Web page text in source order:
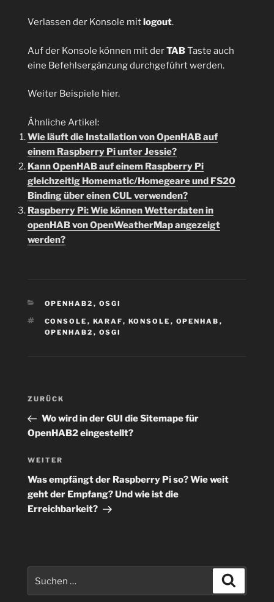
Verlassen der Konsole mit logout.
Auf der Konsole können mit derTABTaste auch
eine Befehlsergänzung durchgeführt werden.
Weiter Beispiele hier.
Ähnliche Artikel:
Wie läuft die Installation von OpenHAB auf
einem Raspberry Pi unter Jessie?
Kann OpenHAB auf einem Raspberry Pi
gleichzeitig Homematic/Homegeare und FS20
Binding über einen CUL verwenden?
Raspberry Pi: Wie können Wetterdaten in
openHAB von OpenWeatherMap angezeigt
werden?
KATEGORIEN
OPENHAB2 , OSGI
SCHLAGWÖRTER
CONSOLE , KARAF, KONSOLE , OPENHAB ,
OPENHAB2 , OSGI
Beitragsnavigation
Vorheriger
Beitrag
ZURÜCK
Wo wird in der GUI die Sitemape für
OpenHAB2 eingestellt?
Nächster
Beitrag
WEITER
Was empfängt der Raspberry Pi so? Wie weit
geht der Empfang? Und wie ist die
Erreichbarkeit?